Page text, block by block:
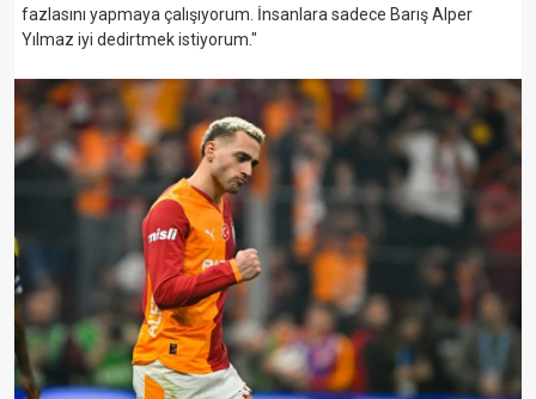
fazlasını yapmaya çalışıyorum. İnsanlara sadece Barış Alper
Yılmaz iyi dedirtmek istiyorum."